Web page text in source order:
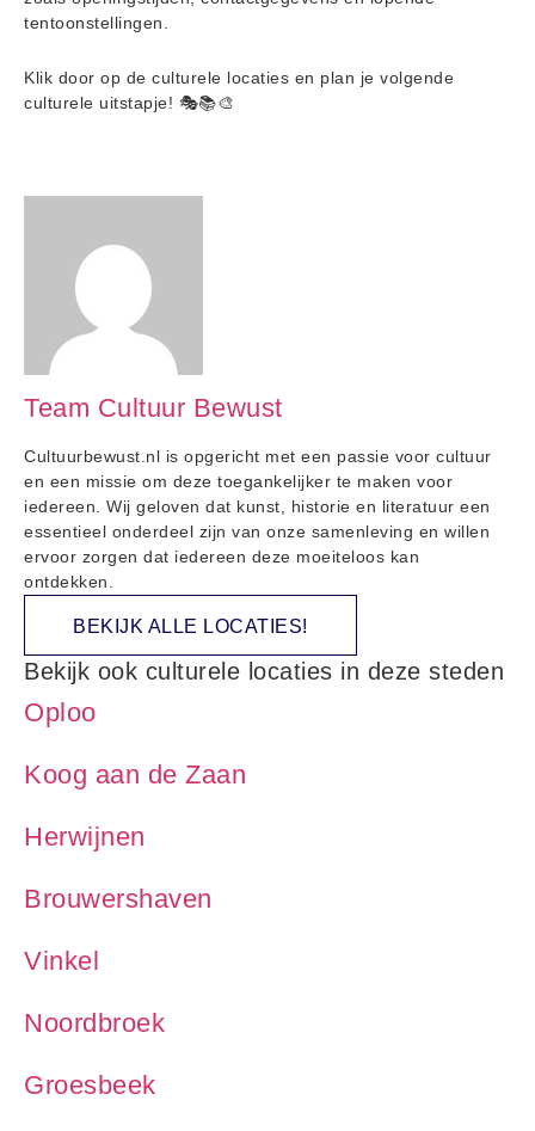
tentoonstellingen.
Klik door op de culturele locaties en plan je volgende
culturele uitstapje! 🎭📚🎨
Team Cultuur Bewust
Cultuurbewust.nl is opgericht met een passie voor cultuur
en een missie om deze toegankelijker te maken voor
iedereen. Wij geloven dat kunst, historie en literatuur een
essentieel onderdeel zijn van onze samenleving en willen
ervoor zorgen dat iedereen deze moeiteloos kan
ontdekken.
BEKIJK ALLE LOCATIES!
Bekijk ook culturele locaties in deze steden
Oploo
Koog aan de Zaan
Herwijnen
Brouwershaven
Vinkel
Noordbroek
Groesbeek